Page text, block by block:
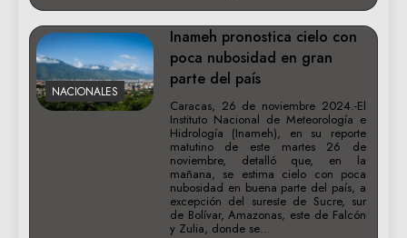
NACIONALES
Inameh pronostica cielo con
poca nubosidad en gran
parte del país
Caracas, 26 de noviembre 2024.-El
Instituto Nacional de Meteorología e
Hidrología (Inameh), en su reporte
matutino de este martes 26 de
noviembre, detalló que, en la
mañana, se estima cielo con poca
nubosidad en buena parte del país, a
excepción del sureste de Sucre, sur
de Bolívar, Amazonas, este de Falcón
y Zulia, donde se…